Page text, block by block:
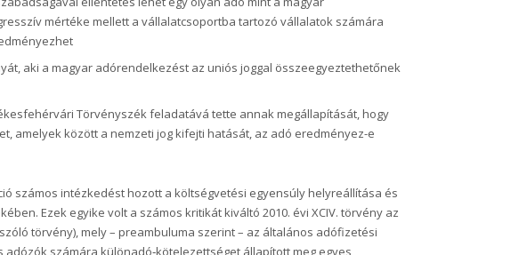
mértéke mellett a vállalatcsoportba tartozó vállalatok számára
aki a magyar adórendelkezést az uniós joggal összeegyeztethetőnek
Törvényszék feladatává tette annak megállapítását, hogy
amelyek között a nemzeti jog kifejti hatását, az adó eredményez-e
számos intézkedést hozott a költségvetési egyensúly helyreállítása és
Ezek egyike volt a számos kritikát kiváltó 2010. évi XCIV. törvény az
törvény), mely – preambuluma szerint – az általános adófizetési
számára különadó‑kötelezettséget állapított meg egyes